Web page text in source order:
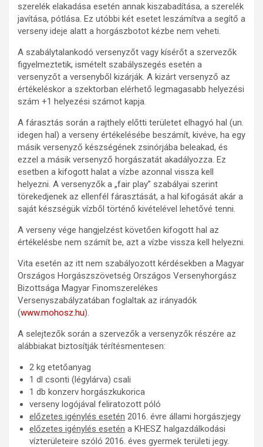
szerelék elakadása esetén annak kiszabadítása, a szerelék
javítása, pótlása. Ez utóbbi két esetet leszámítva a segítő a
verseny ideje alatt a horgászbotot kézbe nem veheti.
A szabálytalankodó versenyzőt vagy kísérőt a szervezők
figyelmeztetik, ismételt szabályszegés esetén a
versenyzőt a versenyből kizárják. A kizárt versenyző az
értékeléskor a szektorban elérhető legmagasabb helyezési
szám +1 helyezési számot kapja.
A fárasztás során a rajthely előtti területet elhagyó hal (un.
idegen hal) a verseny értékelésébe beszámít, kivéve, ha egy
másik versenyző készségének zsinórjába beleakad, és
ezzel a másik versenyző horgászatát akadályozza. Ez
esetben a kifogott halat a vízbe azonnal vissza kell
helyezni. A versenyzők a „fair play” szabályai szerint
törekedjenek az ellenfél fárasztását, a hal kifogását akár a
saját készségük vízből történő kivételével lehetővé tenni.
A verseny vége hangjelzést követően kifogott hal az
értékelésbe nem számít be, azt a vízbe vissza kell helyezni.
Vita esetén az itt nem szabályozott kérdésekben a Magyar
Országos Horgászszövetség Országos Versenyhorgász
Bizottsága Magyar Finomszerelékes
Versenyszabályzatában foglaltak az irányadók
(www.mohosz.hu).
A selejtezők során a szervezők a versenyzők részére az
alábbiakat biztosítják térítésmentesen:
2 kg etetőanyag
1 dl csonti (légylárva) csali
1 db konzerv horgászkukorica
verseny logójával feliratozott póló
előzetes igénylés esetén 2016. évre állami horgászjegy
előzetes igénylés esetén a KHESZ halgazdálkodási
vízterületeire szóló 2016. éves gyermek területi jegy.